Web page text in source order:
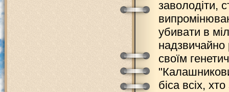
заволодіти,
убивати в
надзвичайно
своїм
біса всіх,